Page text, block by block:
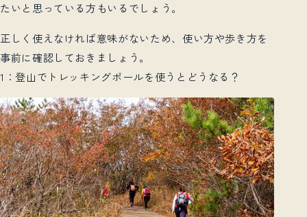
たいと思っている方もいるでしょう。
正しく使えなければ意味がないため、使い方や歩き方を
事前に確認しておきましょう。
1：登山でトレッキングポールを使うとどうなる？